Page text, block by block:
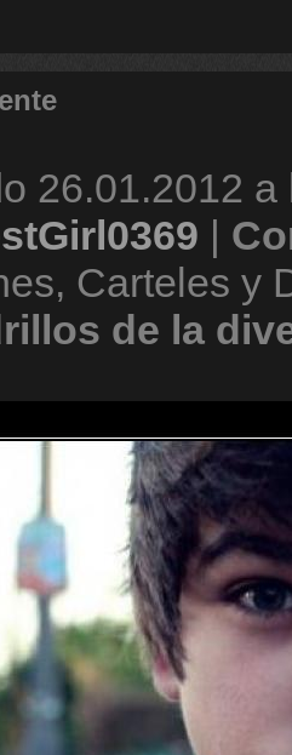
26.01.2012 a
|
Carteles y
de la